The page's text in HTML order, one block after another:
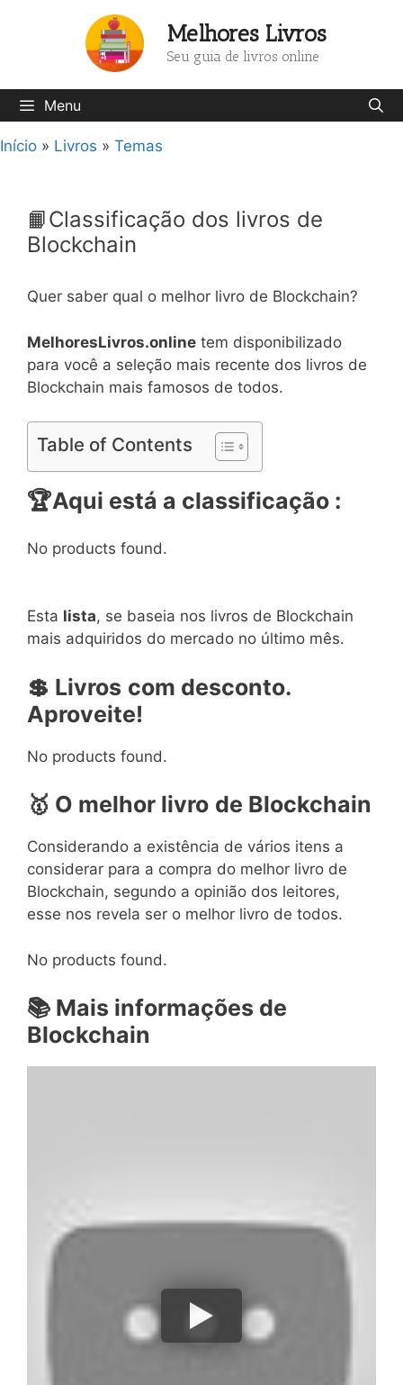
Melhores Livros
Seu guia de livros online
Menu
Início » Livros » Temas
📙Classificação dos livros de
Blockchain
Quer saber qual o melhor livro de Blockchain?
MelhoresLivros.online tem disponibilizado
para você a seleção mais recente dos livros de
Blockchain mais famosos de todos.
Table of Contents
🏆Aqui está a classificação :
No products found.
Esta lista, se baseia nos livros de Blockchain
mais adquiridos do mercado no último mês.
💲 Livros com desconto.
Aproveite!
No products found.
🥇 O melhor livro de Blockchain
Considerando a existência de vários itens a
considerar para a compra do melhor livro de
Blockchain, segundo a opinião dos leitores,
esse nos revela ser o melhor livro de todos.
No products found.
📚 Mais informações de
Blockchain